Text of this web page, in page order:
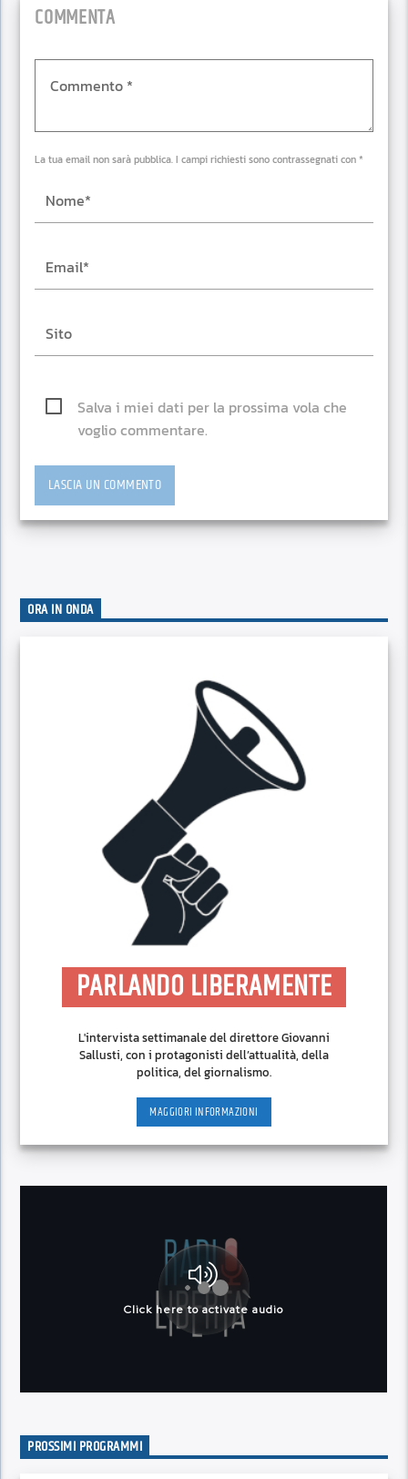
COMMENTA
La tua email non sarà pubblica. I campi richiesti sono contrassegnati con *
Salva i miei dati per la prossima vola che
voglio commentare.
ORA IN ONDA
PARLANDO LIBERAMENTE
L'intervista settimanale del direttore Giovanni
Sallusti, con i protagonisti dell’attualità, della
politica, del giornalismo.
MAGGIORI INFORMAZIONI
PROSSIMI PROGRAMMI